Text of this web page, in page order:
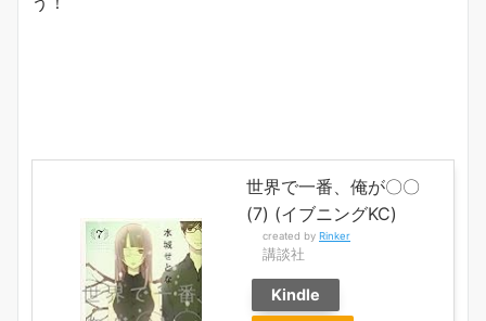
世界で一番、俺が〇〇
(7) (イブニングKC)
created by Rinker
講談社
Kindle